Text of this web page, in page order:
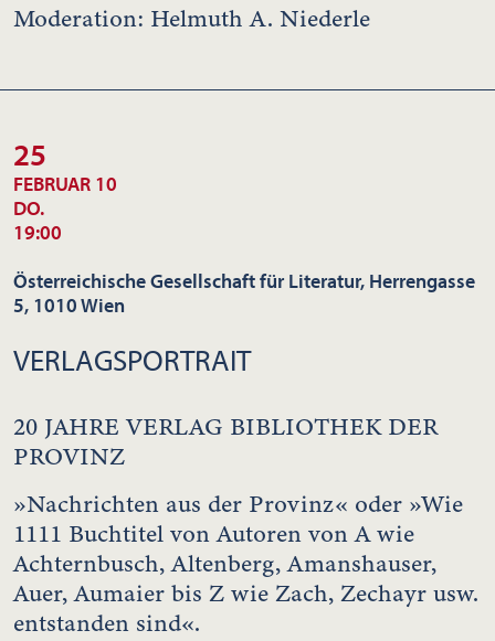
Moderation: Helmuth A. Niederle
25
FEBRUAR 10
DO.
19:00
Österreichische Gesellschaft für Literatur, Herrengasse
5, 1010 Wien
VERLAGSPORTRAIT
20 JAHRE VERLAG BIBLIOTHEK DER
PROVINZ
»Nachrichten aus der Provinz« oder »Wie
1111 Buchtitel von Autoren von A wie
Achternbusch, Altenberg, Amanshauser,
Auer, Aumaier bis Z wie Zach, Zechayr usw.
entstanden sind«.